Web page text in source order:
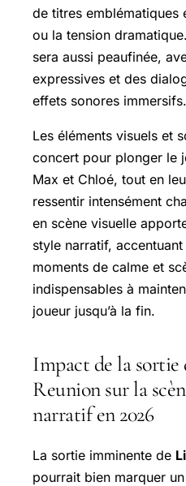
de titres emblématiques
ou la tension
sera aussi peaufinée,
expressives et des
effets sonores immersifs.
Les éléments visuels et
concert pour plonger le
Max et Chloé, tout en
ressentir intensément
en scène visuelle
style narratif,
moments de calme et
indispensables à
joueur jusqu’à la fin.
Impact de la sortie
Reunion sur la
narratif en 2026
La sortie imminente de
pourrait bien marquer